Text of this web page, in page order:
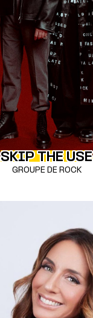
SKIP THE USE
GROUPE DE ROCK